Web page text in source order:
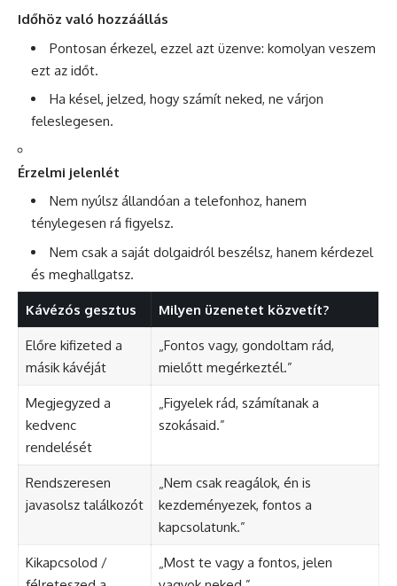
Időhöz való hozzáállás
Pontosan érkezel, ezzel azt üzenve: komolyan veszem
ezt az időt.
Ha késel, jelzed, hogy számít neked, ne várjon
feleslegesen.
Érzelmi jelenlét
Nem nyúlsz állandóan a telefonhoz, hanem
ténylegesen rá figyelsz.
Nem csak a saját dolgaidról beszélsz, hanem kérdezel
és meghallgatsz.
Kávézós gesztus Milyen üzenetet közvetít?
Előre kifizeted a
másik kávéját
„Fontos vagy, gondoltam rád,
mielőtt megérkeztél.”
Megjegyzed a
kedvenc
rendelését
„Figyelek rád, számítanak a
szokásaid.”
Rendszeresen
javasolsz találkozót
„Nem csak reagálok, én is
kezdeményezek, fontos a
kapcsolatunk.”
Kikapcsolod /
„Most te vagy a fontos, jelen